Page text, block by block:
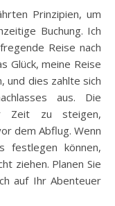
Prinzipien, um
Buchung. Ich
Reise nach
Glück, meine Reise
und dies zahlte sich
aus. Die
Zeit zu steigen,
dem Abflug. Wenn
festlegen können,
ziehen. Planen Sie
auf Ihr Abenteuer